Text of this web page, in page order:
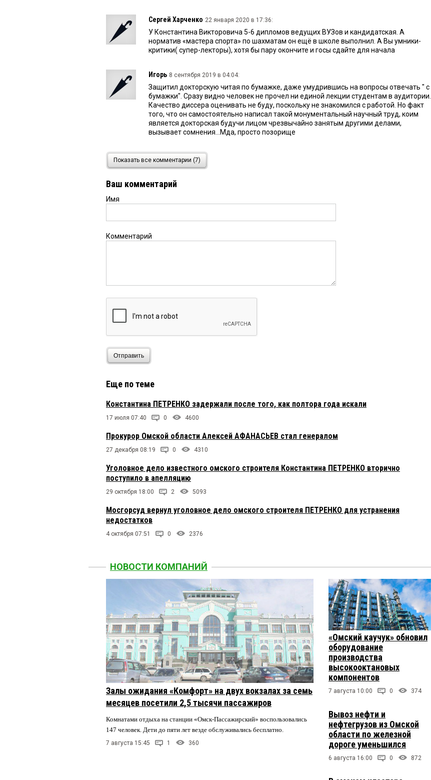
Сергей Харченко 22 января 2020 в 17:36:
У Константина Викторовича 5-6 дипломов ведущих ВУЗов и кандидатская. А
норматив «мастера спорта» по шахматам он ещё в школе выполнил. А Вы умники-
критики( супер-лекторы), хотя бы пару окончите и госы сдайте для начала
Игорь 8 сентября 2019 в 04:04:
Защитил докторскую читая по бумажке, даже умудрившись на вопросы отвечать " с
бумажки". Сразу видно человек не прочел ни единой лекции студентам в аудитории.
Качество диссера оценивать не буду, поскольку не знакомился с работой. Но факт
того, что он самостоятельно написал такой монументальный научный труд, коим
является докторская будучи лицом чрезвычайно занятым другими делами,
вызывает сомнения...Мда, просто позорище
СЕРГЕЙ 27 мая 2018 в 09:10:
одни доктора наук да «заслуженные»писатели, а Сибирь как была в загоне, так и
остается
Алексей 26 мая 2018 в 22:40:
Коля 26 мая 2018 в 14:20:
премию по экономике и медицине
Показать все комментарии (7)
Ваш комментарий
Имя
Комментарий
Отправить
Еще по теме
Константина ПЕТРЕНКО задержали после того, как полтора года искали
17 июля 07:40 0 4600
Прокурор Омской области Алексей АФАНАСЬЕВ стал генералом
27 декабря 08:19 0 4310
Уголовное дело известного омского строителя Константина ПЕТРЕНКО вторично
поступило в апелляцию
29 октября 18:00 2 5093
Мосгорсуд вернул уголовное дело омского строителя ПЕТРЕНКО для устранения
недостатков
4 октября 07:51 0 2376
НОВОСТИ КОМПАНИЙ
Залы ожидания «Комфорт» на двух вокзалах за семь
месяцев посетили 2,5 тысячи пассажиров
Комнатами отдыха на станции «Омск-Пассажирский» воспользовались
147 человек. Дети до пяти лет везде обслуживались бесплатно.
7 августа 15:45 1 360
«Омский каучук» обновил
оборудование
производства
высокооктановых
компонентов
7 августа 10:00 0 374
Вывоз нефти и
нефтегрузов из Омской
области по железной
дороге уменьшился
6 августа 16:00 0 872